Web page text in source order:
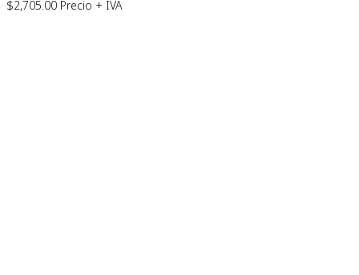
$2,705.00 Precio + IVA